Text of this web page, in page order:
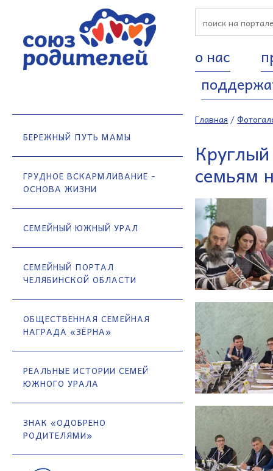
о нас
БЕРЕЖНЫЙ ПУТЬ МАМЫ
ГРУДНОЕ ВСКАРМЛИВАНИЕ -
ОСНОВА ЖИЗНИ
СЕМЕЙНЫЙ ЮЖНЫЙ УРАЛ
СЕМЕЙНЫЙ ПОРТАЛ
ЧЕЛЯБИНСКОЙ ОБЛАСТИ
ОБЩЕСТВЕННАЯ СЕМЕЙНАЯ
НАГРАДА «ЗЁРНА»
РЕАЛЬНЫЕ ИСТОРИИ СЕМЕЙ
ЮЖНОГО УРАЛА
ЗНАК «ОДОБРЕНО
РОДИТЕЛЯМИ»
Главная /
семьям